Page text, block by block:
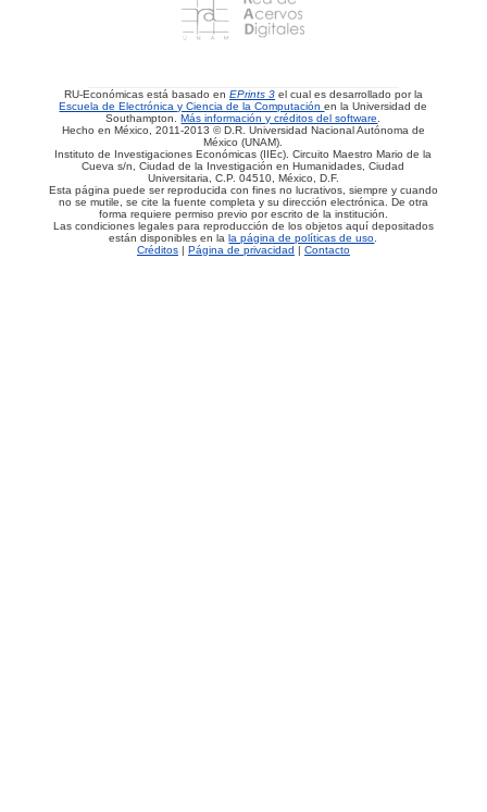
RU-Económicas está basado en EPrints 3 el cual es desarrollado por la
Escuela de Electrónica y Ciencia de la Computaciónen la Universidad de
Southampton.Más información y créditos del software.
Hecho en México, 2011-2013 © D.R. Universidad Nacional Autónoma de
México (UNAM).
Instituto de Investigaciones Económicas (IIEc). Circuito Maestro Mario de la
Cueva s/n, Ciudad de la Investigación en Humanidades, Ciudad
Universitaria, C.P. 04510, México, D.F.
Esta página puede ser reproducida con fines no lucrativos, siempre y cuando
no se mutile, se cite la fuente completa y su dirección electrónica. De otra
forma requiere permiso previo por escrito de la institución.
Las condiciones legales para reproducción de los objetos aquí depositados
están disponibles en lala página de políticas de uso.
Créditos| Página de privacidad | Contacto